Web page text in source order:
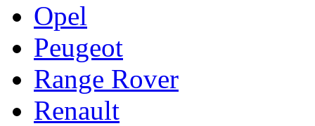
Opel
Peugeot
Range Rover
Renault